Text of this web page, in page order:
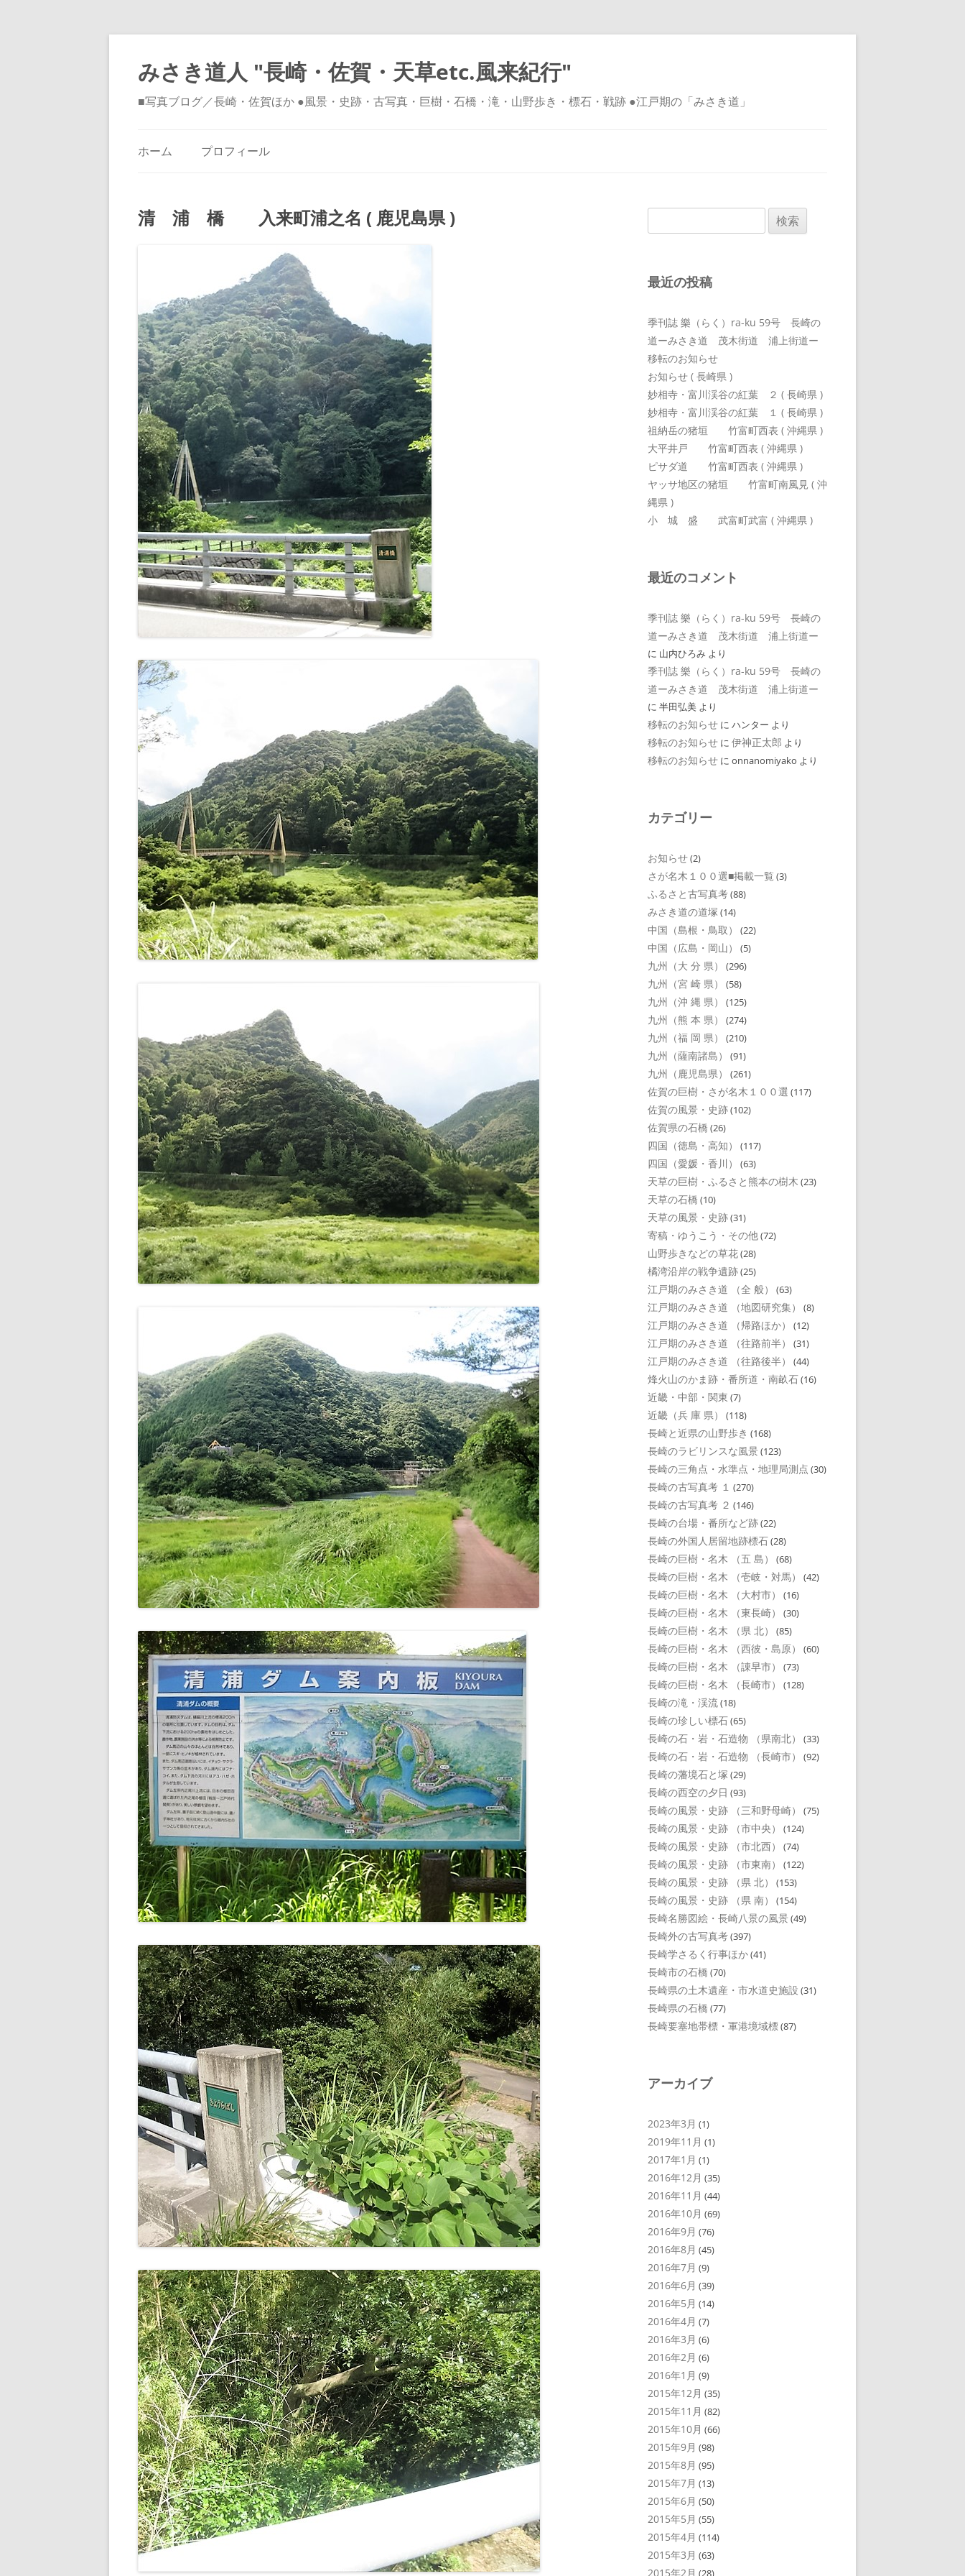
みさき道人 "長崎・佐賀・天草etc.風来紀行"
■写真ブログ／長崎・佐賀ほか ●風景・史跡・古写真・巨樹・石橋・滝・山野歩き・標石・戦跡 ●江戸期の「みさき道」
ホーム プロフィール
清 浦 橋 入来町浦之名 ( 鹿児島県 )
索:
最近の投稿
季刊誌 樂（らく）ra-ku 59号 長崎の
道ーみさき道 茂木街道 浦上街道ー
移転のお知らせ
お知らせ ( 長崎県 )
妙相寺・富川渓谷の紅葉 ２ ( 長崎県 )
妙相寺・富川渓谷の紅葉 １ ( 長崎県 )
祖納岳の猪垣 竹富町西表 ( 沖縄県 )
大平井戸 竹富町西表 ( 沖縄県 )
ピサダ道 竹富町西表 ( 沖縄県 )
ヤッサ地区の猪垣 竹富町南風見 ( 沖
縄県 )
小 城 盛 武富町武富 ( 沖縄県 )
最近のコメント
季刊誌 樂（らく）ra-ku 59号 長崎の
道ーみさき道 茂木街道 浦上街道ー
に 山内ひろみ より
季刊誌 樂（らく）ra-ku 59号 長崎の
道ーみさき道 茂木街道 浦上街道ー
に 半田弘美 より
移転のお知らせ に ハンター より
移転のお知らせ に 伊神正太郎 より
移転のお知らせ に onnanomiyako より
カテゴリー
お知らせ(2)
さが名木１００選■掲載一覧 (3)
ふるさと古写真考(88)
みさき道の道塚 (14)
中国（島根・鳥取） (22)
中国（広島・岡山） (5)
九州（大 分 県） (296)
九州（宮 崎 県） (58)
九州（沖 縄 県） (125)
九州（熊 本 県） (274)
九州（福 岡 県） (210)
九州（薩南諸島） (91)
九州（鹿児島県） (261)
佐賀の巨樹・さが名木１００選 (117)
佐賀の風景・史跡(102)
佐賀県の石橋 (26)
四国（徳島・高知） (117)
四国（愛媛・香川） (63)
天草の巨樹・ふるさと熊本の樹木 (23)
天草の石橋 (10)
天草の風景・史跡(31)
寄稿・ゆうこう・その他(72)
山野歩きなどの草花(28)
橘湾沿岸の戦争遺跡(25)
江戸期のみさき道 （全 般） (63)
江戸期のみさき道 （地図研究集） (8)
江戸期のみさき道 （帰路ほか） (12)
江戸期のみさき道 （往路前半） (31)
江戸期のみさき道 （往路後半） (44)
烽火山のかま跡・番所道・南畝石(16)
近畿・中部・関東 (7)
近畿（兵 庫 県） (118)
長崎と近県の山野歩き (168)
長崎のラビリンスな風景 (123)
長崎の三角点・水準点・地理局測点 (30)
長崎の古写真考 １ (270)
長崎の古写真考 ２ (146)
長崎の台場・番所など跡(22)
長崎の外国人居留地跡標石(28)
長崎の巨樹・名木 （五 島） (68)
長崎の巨樹・名木 （壱岐・対馬） (42)
長崎の巨樹・名木 （大村市） (16)
長崎の巨樹・名木 （東長崎） (30)
長崎の巨樹・名木 （県 北） (85)
長崎の巨樹・名木 （西彼・島原） (60)
長崎の巨樹・名木 （諌早市） (73)
長崎の巨樹・名木 （長崎市） (128)
長崎の滝・渓流(18)
長崎の珍しい標石(65)
長崎の石・岩・石造物 （県南北） (33)
長崎の石・岩・石造物 （長崎市） (92)
長崎の藩境石と塚 (29)
長崎の西空の夕日 (93)
長崎の風景・史跡 （三和野母崎） (75)
長崎の風景・史跡 （市中央） (124)
長崎の風景・史跡 （市北西） (74)
長崎の風景・史跡 （市東南） (122)
長崎の風景・史跡 （県 北） (153)
長崎の風景・史跡 （県 南） (154)
長崎名勝図絵・長崎八景の風景 (49)
長崎外の古写真考(397)
長崎学さるく行事ほか(41)
長崎市の石橋 (70)
長崎県の土木遺産・市水道史施設 (31)
長崎県の石橋 (77)
長崎要塞地帯標・軍港境域標(87)
アーカイブ
2023年3月 (1)
2019年11月 (1)
2017年1月 (1)
2016年12月 (35)
2016年11月 (44)
2016年10月 (69)
2016年9月 (76)
2016年8月 (45)
2016年7月 (9)
2016年6月 (39)
2016年5月 (14)
2016年4月 (7)
2016年3月 (6)
2016年2月 (6)
2016年1月 (9)
2015年12月 (35)
2015年11月 (82)
2015年10月 (66)
2015年9月 (98)
2015年8月 (95)
2015年7月 (13)
2015年6月 (50)
2015年5月 (55)
2015年4月 (114)
2015年3月 (63)
2015年2月 (28)